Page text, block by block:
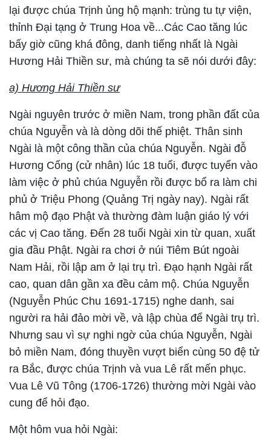
lại được chúa Trịnh ủng hộ mạnh: trùng tu tự viện,
thỉnh Đại tạng ở Trung Hoa về...Các Cao tăng lúc
bấy giờ cũng khá đông, danh tiếng nhất là Ngài
Hương Hải Thiền sư, mà chúng ta sẽ nói dưới đây:
a) Hương Hải Thiền sư
Ngài nguyên trước ở miền Nam, trong phần đất của
chúa Nguyễn và là dòng dõi thế phiệt. Thân sinh
Ngài là một công thần của chúa Nguyễn. Ngài đỗ
Hương Cống (cử nhân) lúc 18 tuổi, được tuyển vào
làm việc ở phủ chúa Nguyễn rồi được bổ ra làm chi
phủ ở Triệu Phong (Quảng Trị ngày nay). Ngài rất
hâm mộ đạo Phật và thường đàm luận giáo lý với
các vị Cao tăng. Đến 28 tuổi Ngài xin từ quan, xuất
gia đầu Phật. Ngài ra chơi ở núi Tiêm Bút ngoài
Nam Hải, rồi lập am ở lại trụ trì. Đạo hạnh Ngài rất
cao, quan dân gần xa đều cảm mộ. Chúa Nguyễn
(Nguyễn Phúc Chu 1691-1715) nghe danh, sai
người ra hải đảo mời về, và lập chùa để Ngài trụ trì.
Nhưng sau vì sự nghi ngờ của chúa Nguyễn, Ngài
bỏ miền Nam, đóng thuyền vượt biển cùng 50 đệ tử
ra Bắc, được chúa Trịnh và vua Lê rất mến phục.
Vua Lê Vũ Tông (1706-1726) thường mời Ngài vào
cung để hỏi đạo.
Một hôm vua hỏi Ngài: